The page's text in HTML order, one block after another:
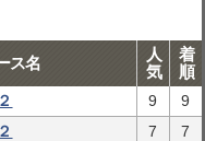
ス名
人
気
着
順
9
9
7 7